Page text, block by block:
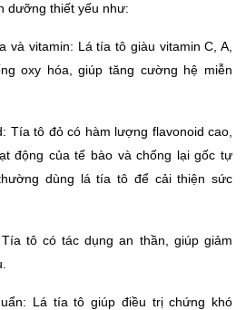
dưỡng thiết yếu như:
và vitamin: Lá tía tô giàu vitamin C, A,
oxy hóa, giúp tăng cường hệ miễn
Tía tô đỏ có hàm lượng flavonoid cao,
động của tế bào và chống lại gốc tự
dùng lá tía tô để cải thiện sức
tô có tác dụng an thần, giúp giảm
Lá tía tô giúp điều trị chứng khó